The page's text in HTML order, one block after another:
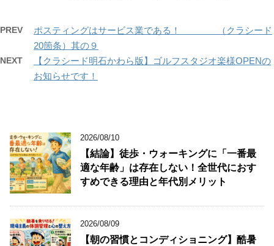
PREV
ポスティングはサービス業である！ （クラシード
20箇条）其の９
NEXT
【クラシード明石かわら版】ゴルフスタジオ楽様OPENの
お知らせです！
2026/08/10
【結論】徒歩・ウォーキングに「一番最
適な年齢」は存在しない！全世代におす
すめできる理由と年代別メリット
2026/08/09
【朝の習慣とコンディショニング】酷暑